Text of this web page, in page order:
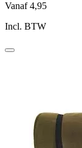
Vanaf 4,95
Incl. BTW